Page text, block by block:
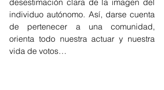
desestimación clara de la imagen del
individuo autónomo. Así, darse cuenta
de pertenecer a una comunidad,
orienta todo nuestra actuar y nuestra
vida de votos…